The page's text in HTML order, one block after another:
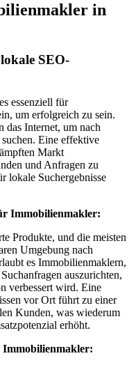
in
SEO-
essenziell für
um erfolgreich zu sein.
das Internet, um nach
Eine effektive
Markt
und Anfragen zu
lokale Suchergebnisse
Immobilienmakler:
Produkte, und die meisten
Umgebung nach
es Immobilienmaklern,
auszurichten,
verbessert wird. Eine
vor Ort führt zu einer
Kunden, was wiederum
erhöht.
Immobilienmakler: